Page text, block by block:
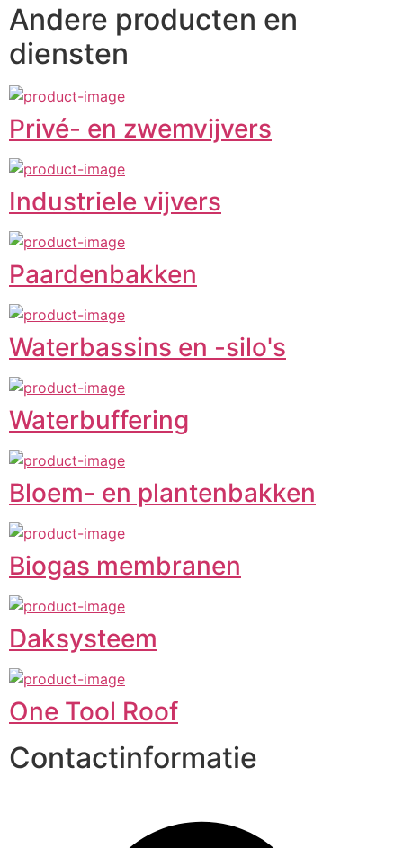
Andere producten en
diensten
Privé- en zwemvijvers
Industriele vijvers
Paardenbakken
Waterbassins en -silo's
Waterbuffering
Bloem- en plantenbakken
Biogas membranen
Daksysteem
One Tool Roof
Contactinformatie